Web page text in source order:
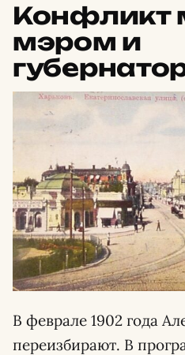
Конфликт
мэром и
В феврале 1902 года
переизбирают. В